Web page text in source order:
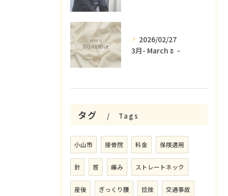
2026/02/27
3月- March🌷 -
タグ Tags
小山市 接骨院 料金 保険適用
針 首 痛み ストレートネック
産後 ぎっくり腰 捻挫 交通事故